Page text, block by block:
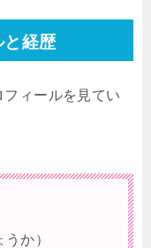
と経歴
ィールを見てい
か）